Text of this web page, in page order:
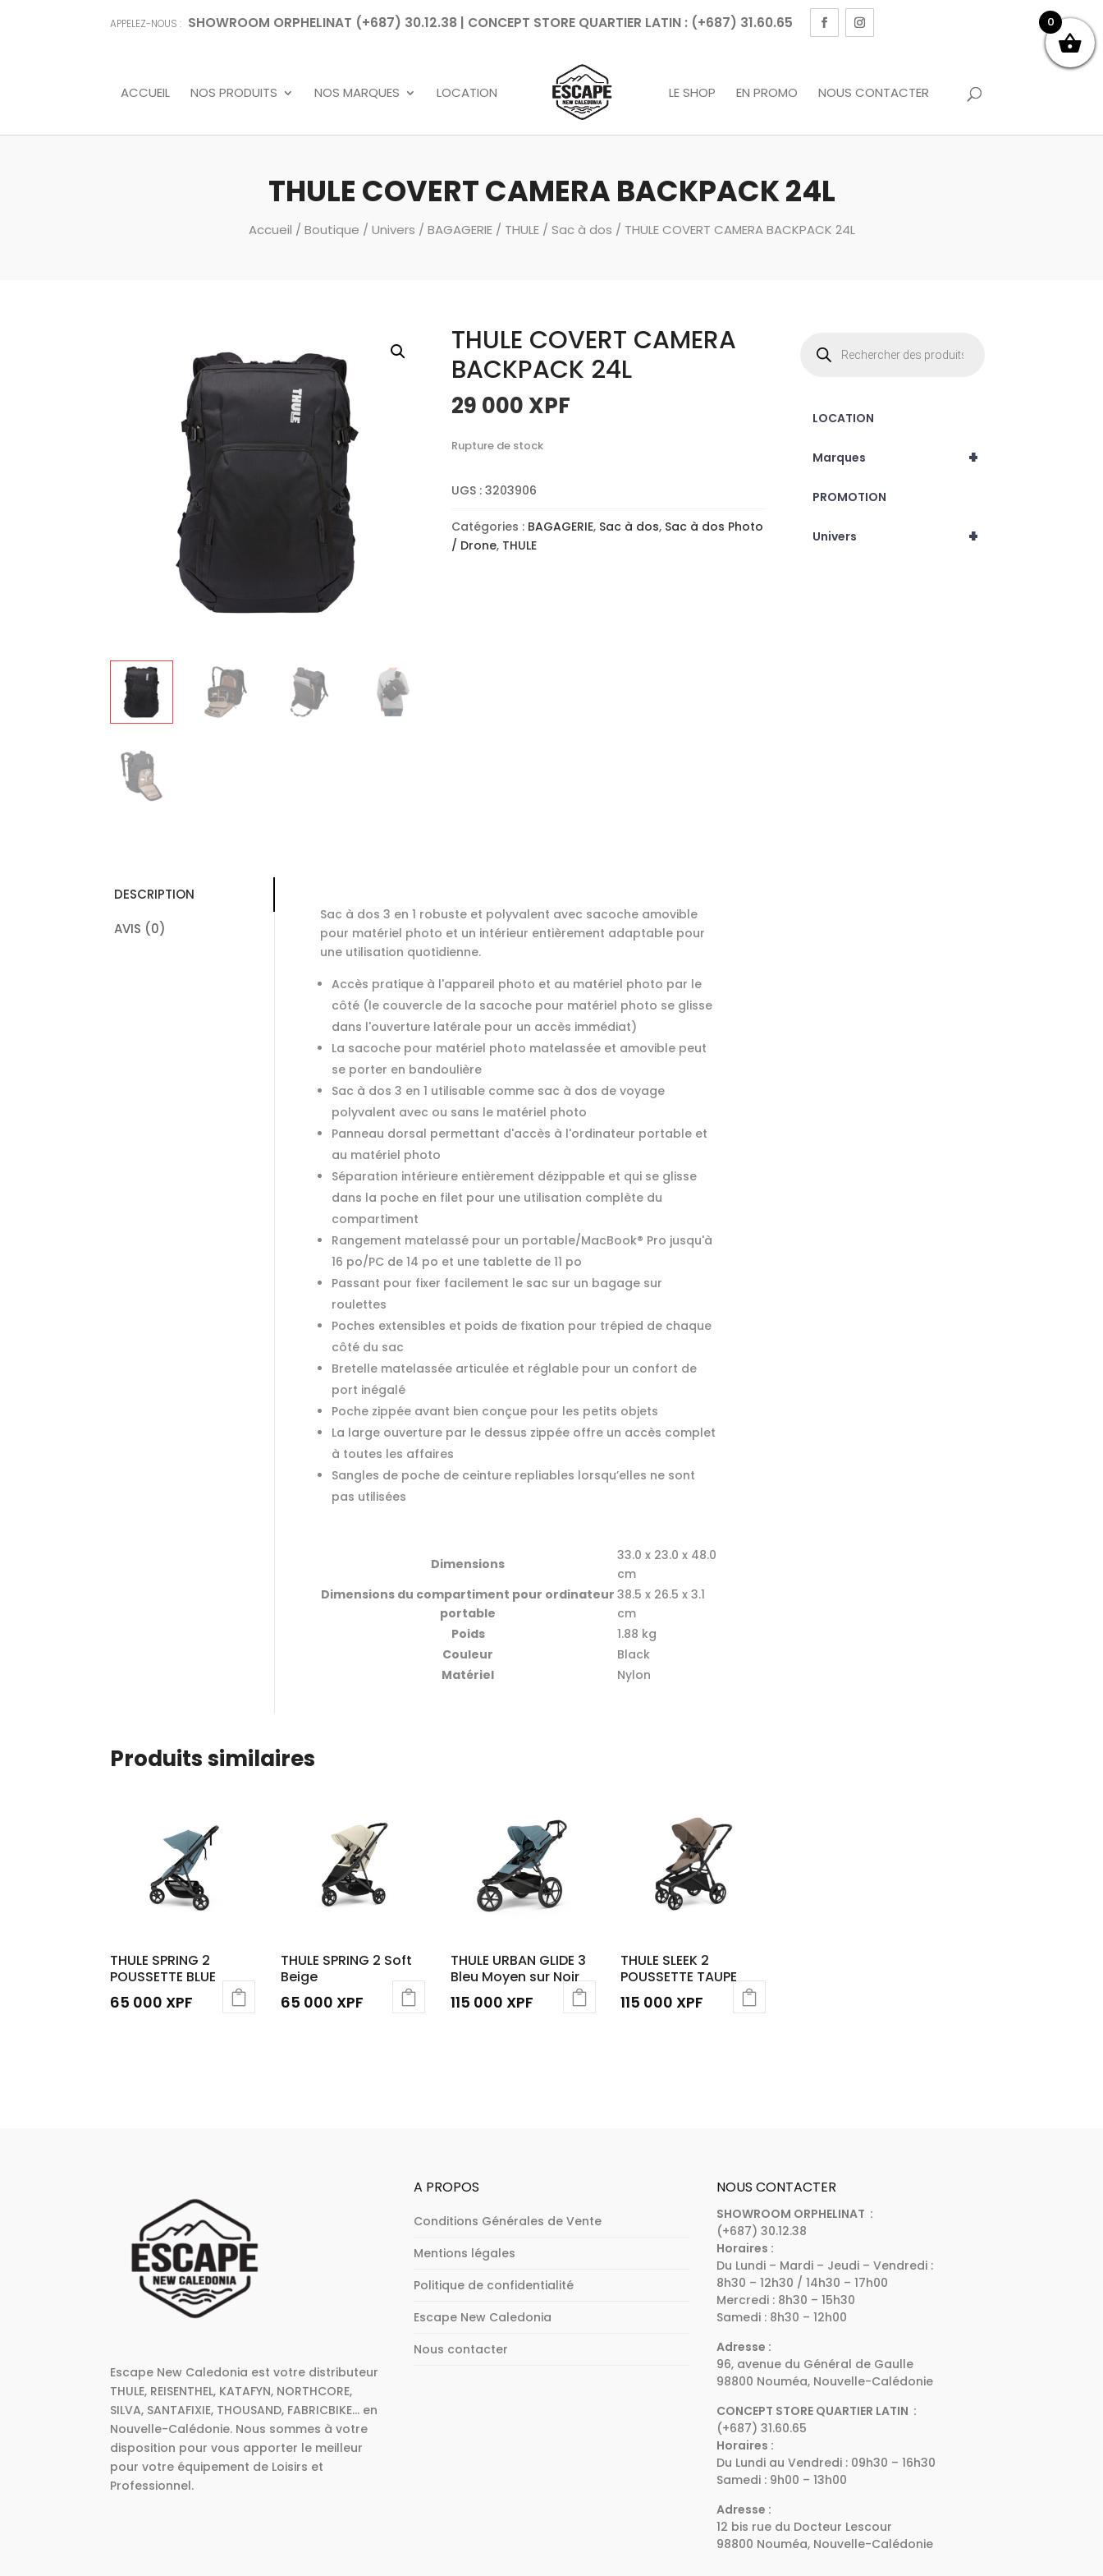
APPELEZ-NOUS : SHOWROOM ORPHELINAT (+687) 30.12.38 | CONCEPT STORE QUARTIER LATIN : (+687) 31.60.65
ACCUEIL NOS PRODUITS NOS MARQUES LOCATION LE SHOP EN PROMO NOUS CONTACTER
THULE COVERT CAMERA BACKPACK 24L
Accueil / Boutique / Univers / BAGAGERIE/ THULE/ Sac à dos / THULE COVERT CAMERA BACKPACK 24L
THULE COVERT CAMERA
BACKPACK 24L
29 000 XPF
Rupture de stock
UGS : 3203906
Catégories : BAGAGERIE, Sac à dos, Sac à dos Photo
/ Drone, THULE
DESCRIPTION
AVIS (0)
Sac à dos 3 en 1 robuste et polyvalent avec sacoche amovible
pour matériel photo et un intérieur entièrement adaptable pour
une utilisation quotidienne.
Accès pratique à l'appareil photo et au matériel photo par le
côté (le couvercle de la sacoche pour matériel photo se glisse
dans l'ouverture latérale pour un accès immédiat)
La sacoche pour matériel photo matelassée et amovible peut
se porter en bandoulière
Sac à dos 3 en 1 utilisable comme sac à dos de voyage
polyvalent avec ou sans le matériel photo
Panneau dorsal permettant d'accès à l'ordinateur portable et
au matériel photo
Séparation intérieure entièrement dézippable et qui se glisse
dans la poche en filet pour une utilisation complète du
compartiment
Rangement matelassé pour un portable/MacBook® Pro jusqu'à
16 po/PC de 14 po et une tablette de 11 po
Passant pour fixer facilement le sac sur un bagage sur
roulettes
Poches extensibles et poids de fixation pour trépied de chaque
côté du sac
Bretelle matelassée articulée et réglable pour un confort de
port inégalé
Poche zippée avant bien conçue pour les petits objets
La large ouverture par le dessus zippée offre un accès complet
à toutes les affaires
Sangles de poche de ceinture repliables lorsqu’elles ne sont
pas utilisées
Dimensions
33.0 x 23.0 x 48.0
cm
Dimensions du compartiment pour ordinateur
portable
38.5 x 26.5 x 3.1
cm
Poids
1.88 kg
Couleur
Black
Matériel
Nylon
Produits similaires
THULE SPRING 2
POUSSETTE BLUE
65 000 XPF
THULE SPRING 2 Soft
Beige
65 000 XPF
THULE URBAN GLIDE 3
Bleu Moyen sur Noir
115 000 XPF
THULE SLEEK 2
POUSSETTE TAUPE
115 000 XPF
produits
LOCATION
+
Marques
PROMOTION
+
Univers
Escape New Caledonia est votre distributeur
THULE, REISENTHEL, KATAFYN, NORTHCORE,
SILVA, SANTAFIXIE, THOUSAND, FABRICBIKE... en
Nouvelle-Calédonie. Nous sommes à votre
disposition pour vous apporter le meilleur
pour votre équipement de Loisirs et
Professionnel.
A PROPOS
Conditions Générales de Vente
Mentions légales
Politique de confidentialité
Escape New Caledonia
Nous contacter
NOUS CONTACTER
SHOWROOM ORPHELINAT :
(+687) 30.12.38
Horaires :
Du Lundi – Mardi – Jeudi – Vendredi :
8h30 – 12h30 / 14h30 – 17h00
Mercredi : 8h30 – 15h30
Samedi : 8h30 – 12h00
Adresse :
96, avenue du Général de Gaulle
98800 Nouméa, Nouvelle-Calédonie
CONCEPT STORE QUARTIER LATIN :
(+687) 31.60.65
Horaires :
Du Lundi au Vendredi : 09h30 – 16h30
Samedi : 9h00 – 13h00
Adresse :
12 bis rue du Docteur Lescour
98800 Nouméa, Nouvelle-Calédonie
0